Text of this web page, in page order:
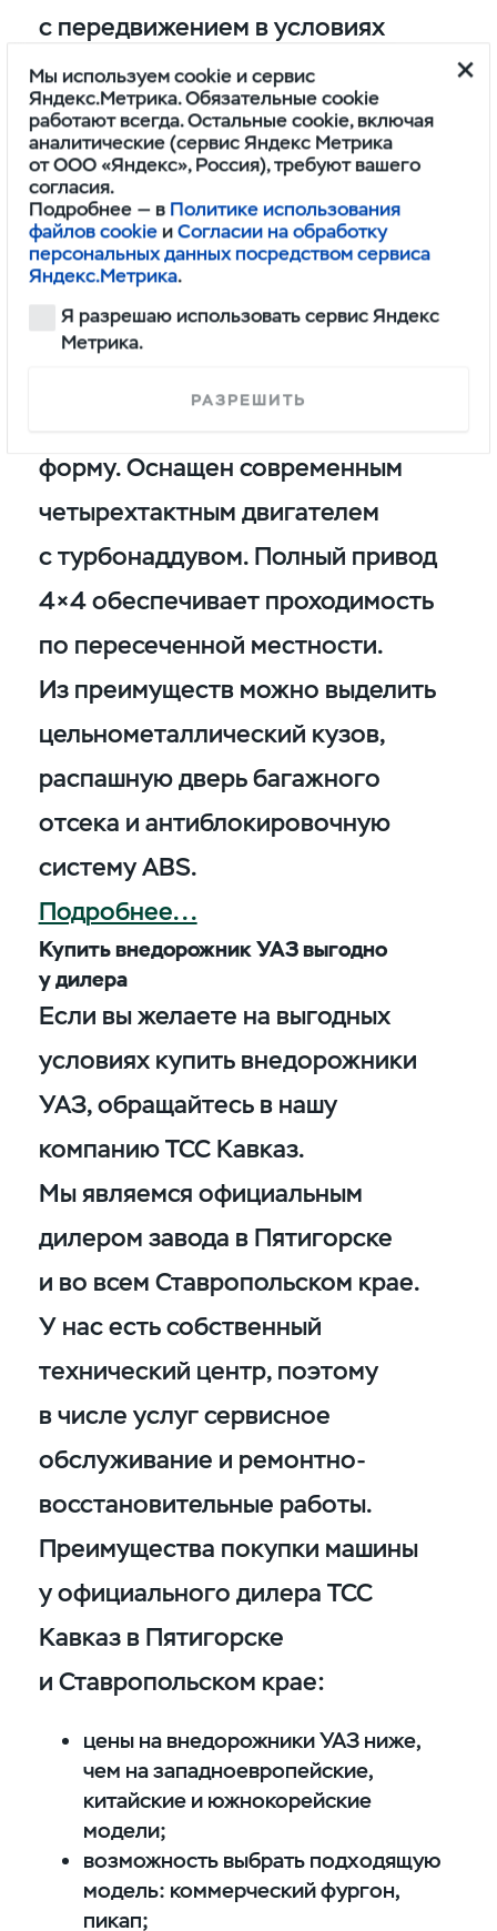
с передвижением в условиях
грязи, снеговой шуги и грязи.
Подробнее...
Внедорожник УАЗ Хантер
Наиболее доступная модель
по цене из всего модельного ряда
форму. Оснащен современным
четырехтактным двигателем
с турбонаддувом. Полный привод
4×4 обеспечивает проходимость
по пересеченной местности.
Из преимуществ можно выделить
цельнометаллический кузов,
распашную дверь багажного
отсека и антиблокировочную
систему ABS.
Подробнее...
Купить внедорожник УАЗ выгодно
у дилера
Если вы желаете на выгодных
условиях купить внедорожники
УАЗ, обращайтесь в нашу
компанию ТСС Кавказ.
Мы являемся официальным
дилером завода в Пятигорске
и во всем Ставропольском крае.
У нас есть собственный
технический центр, поэтому
в числе услуг сервисное
обслуживание и ремонтно-
восстановительные работы.
Преимущества покупки машины
у официального дилера ТСС
Кавказ в Пятигорске
и Ставропольском крае:
цены на внедорожники УАЗ ниже,
чем на западноевропейские,
китайские и южнокорейские
модели;
возможность выбрать подходящую
модель: коммерческий фургон,
пикап;
Мы используем cookie и сервис
Яндекс.Метрика. Обязательные cookie
работают всегда. Остальные cookie, включая
аналитические (сервис Яндекс Метрика
от ООО «Яндекс», Россия), требуют вашего
согласия.
Подробнее — в Политике использования
файлов cookie иСогласии на обработку
персональных данных посредством сервиса
Яндекс.Метрика.
Я разрешаю использовать сервис Яндекс
Метрика.
РАЗРЕШИТЬ